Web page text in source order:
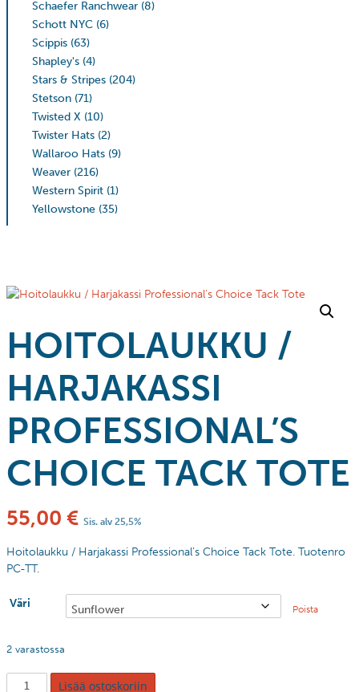
Schaefer Ranchwear (8)
Schott NYC (6)
Scippis (63)
Shapley's (4)
Stars & Stripes (204)
Stetson (71)
Twisted X (10)
Twister Hats (2)
Wallaroo Hats (9)
Weaver (216)
Western Spirit (1)
Yellowstone (35)
HOITOLAUKKU /
HARJAKASSI
PROFESSIONAL’S
CHOICE TACK TOTE
55,00 € Sis. alv 25,5%
Hoitolaukku / Harjakassi Professional’s Choice Tack Tote. Tuotenro
PC-TT.
Väri Poista
2 varastossa
Lisää ostoskoriin